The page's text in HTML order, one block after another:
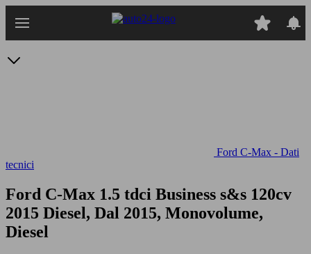
Ford C-Max - Dati
tecnici
Ford C-Max 1.5 tdci Business s&s 120cv
2015 Diesel, Dal 2015, Monovolume,
Diesel